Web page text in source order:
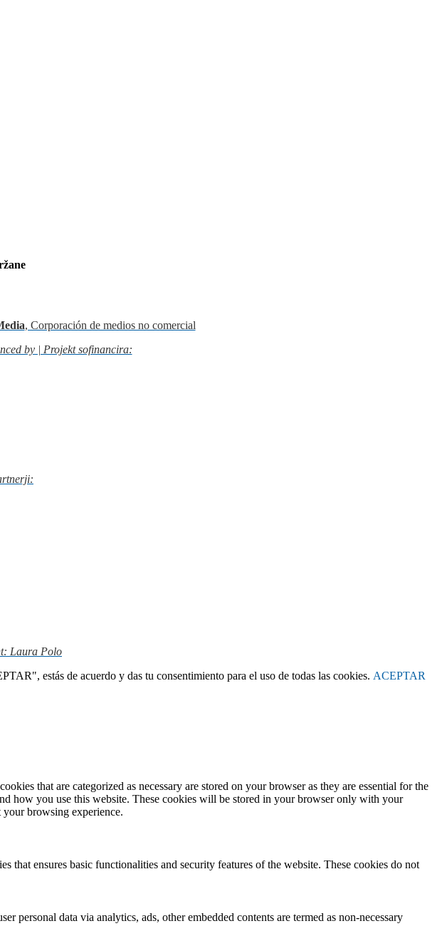
, Corporación de medios no comercial
by | Projekt sofinancira:
Laura Polo
estás de acuerdo y das tu consentimiento para el uso de todas las cookies. ACEPTAR
that are categorized as necessary are stored on your browser as they are essential for the
how you use this website. These cookies will be stored in your browser only with your
browsing experience.
ensures basic functionalities and security features of the website. These cookies do not
data via analytics, ads, other embedded contents are termed as non-necessary